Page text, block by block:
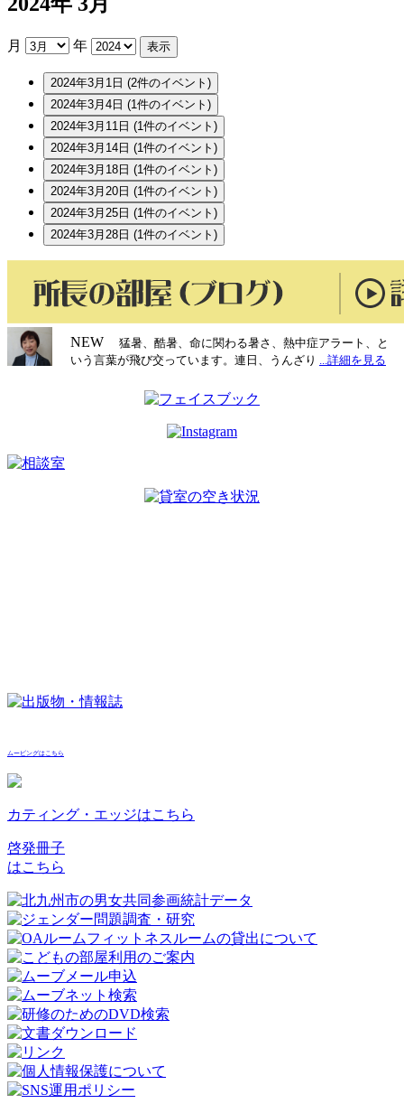
月 年
2024年3月1日 (2件のイベント)
2024年3月4日 (1件のイベント)
2024年3月11日 (1件のイベント)
2024年3月14日 (1件のイベント)
2024年3月18日 (1件のイベント)
2024年3月20日 (1件のイベント)
2024年3月25日 (1件のイベント)
2024年3月28日 (1件のイベント)
NEW
猛暑、酷暑、命に関わる暑さ、熱中症アラート、と
いう言葉が飛び交っています。連日、うんざり
...詳細を見る
ムービングはこちら
カティング・エッジはこちら
啓発冊子
はこちら